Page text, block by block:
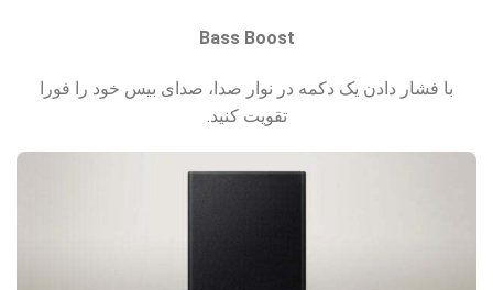
Bass Boost
با فشار دادن یک دکمه در نوار صدا، صدای بیس خود را فورا
تقویت کنید.